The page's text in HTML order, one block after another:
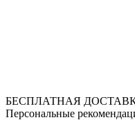
БЕСПЛАТНАЯ
Персональные